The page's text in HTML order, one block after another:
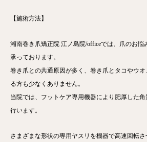
【施術方法】
湘南巻き爪矯正院 江ノ島院/officeでは、爪のお悩
承っております。
巻き爪との共通原因が多く、巻き爪とタコやウ
る方も少なくありません。
当院では、フットケア専用機器により肥厚した
行います。
さまざまな形状の専用ヤスリを機器で高速回転さ